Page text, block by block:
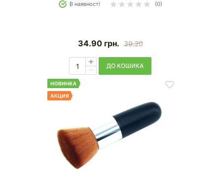
В наявності (0)
34.90 грн. 39.20
ДО КОШИКА